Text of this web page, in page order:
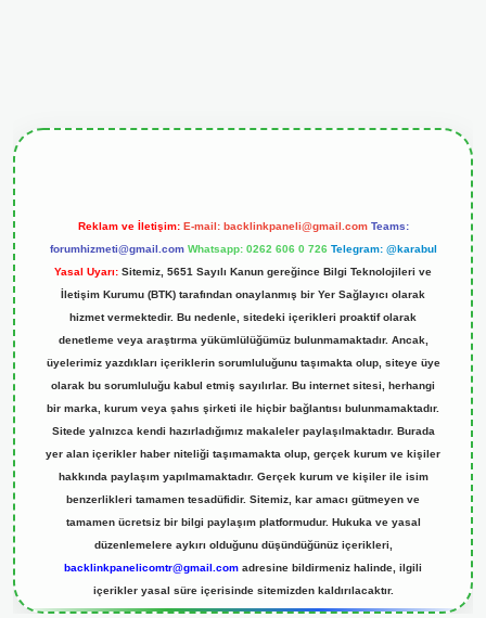
Reklam ve İletişim: E-mail: backlinkpaneli@gmail.com Teams:
forumhizmeti@gmail.com Whatsapp: 0262 606 0 726 Telegram: @karabul
Yasal Uyarı: Sitemiz, 5651 Sayılı Kanun gereğince Bilgi Teknolojileri ve
İletişim Kurumu (BTK) tarafından onaylanmış bir Yer Sağlayıcı olarak
hizmet vermektedir. Bu nedenle, sitedeki içerikleri proaktif olarak
denetleme veya araştırma yükümlülüğümüz bulunmamaktadır. Ancak,
üyelerimiz yazdıkları içeriklerin sorumluluğunu taşımakta olup, siteye üye
olarak bu sorumluluğu kabul etmiş sayılırlar. Bu internet sitesi, herhangi
bir marka, kurum veya şahıs şirketi ile hiçbir bağlantısı bulunmamaktadır.
Sitede yalnızca kendi hazırladığımız makaleler paylaşılmaktadır. Burada
yer alan içerikler haber niteliği taşımamakta olup, gerçek kurum ve kişiler
hakkında paylaşım yapılmamaktadır. Gerçek kurum ve kişiler ile isim
benzerlikleri tamamen tesadüfidir. Sitemiz, kar amacı gütmeyen ve
tamamen ücretsiz bir bilgi paylaşım platformudur. Hukuka ve yasal
düzenlemelere aykırı olduğunu düşündüğünüz içerikleri,
backlinkpanelicomtr@gmail.com adresine bildirmeniz halinde, ilgili
içerikler yasal süre içerisinde sitemizden kaldırılacaktır.